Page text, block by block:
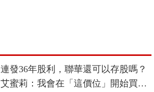
連發36年股利，聯華還可以存股嗎？
艾蜜莉：我會在「這價位」開始買